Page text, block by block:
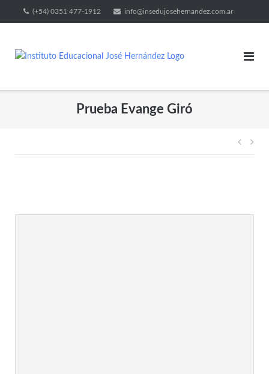
(+54) 0351 477-1912 info@insedujosehernandez.com.ar
Prueba Evange Giró